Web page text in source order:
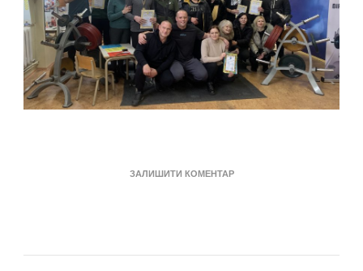
ЗАЛИШИТИ КОМЕНТАРДО